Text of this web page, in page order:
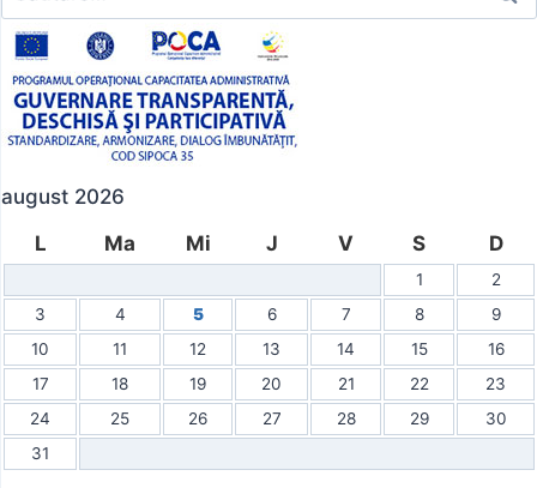
după:
august 2026
L
Ma Mi J V S D
1
2
3
4 5 6 7 8
9
10
11 12 13 14 15
16
17
18 19 20 21 22
23
24
25 26 27 28 29
30
31